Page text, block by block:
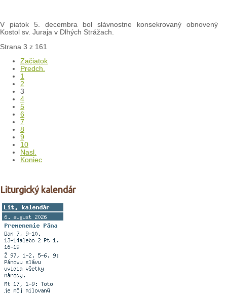
V piatok 5. decembra bol slávnostne konsekrovaný obnovený
Kostol sv. Juraja v Dlhých Strážach.
Strana 3 z 161
Začiatok
Predch.
1
2
3
4
5
6
7
8
9
10
Nasl.
Koniec
Liturgický kalendár